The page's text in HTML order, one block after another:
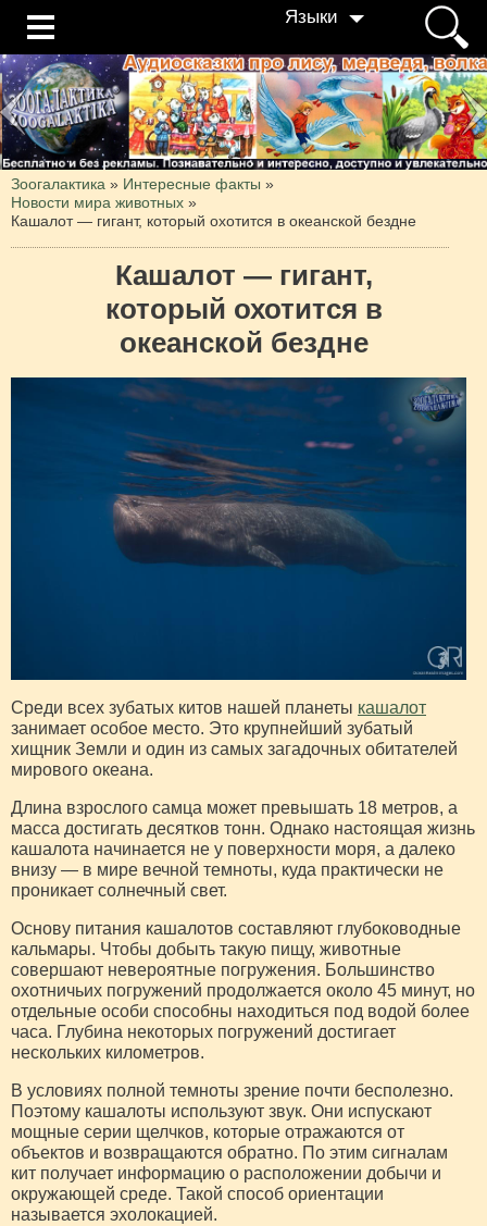
Языки
Зоогалактика » Интересные факты »
Новости мира животных »
Кашалот — гигант, который охотится в океанской бездне
Кашалот — гигант,
который охотится в
океанской бездне
Среди всех зубатых китов нашей планеты кашалот
занимает особое место. Это крупнейший зубатый
хищник Земли и один из самых загадочных обитателей
мирового океана.
Длина взрослого самца может превышать 18 метров, а
масса достигать десятков тонн. Однако настоящая жизнь
кашалота начинается не у поверхности моря, а далеко
внизу — в мире вечной темноты, куда практически не
проникает солнечный свет.
Основу питания кашалотов составляют глубоководные
кальмары. Чтобы добыть такую пищу, животные
совершают невероятные погружения. Большинство
охотничьих погружений продолжается около 45 минут, но
отдельные особи способны находиться под водой более
часа. Глубина некоторых погружений достигает
нескольких километров.
В условиях полной темноты зрение почти бесполезно.
Поэтому кашалоты используют звук. Они испускают
мощные серии щелчков, которые отражаются от
объектов и возвращаются обратно. По этим сигналам
кит получает информацию о расположении добычи и
окружающей среде. Такой способ ориентации
называется эхолокацией.